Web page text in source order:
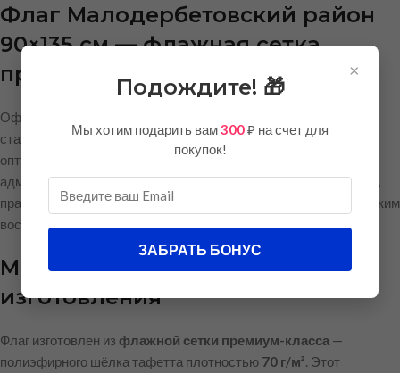
Флаг Малодербетовский район
90×135 см — флажная сетка
премиум
Официальный флаг Малодербетовского района выполнен в
стандартном горизонтальном формате 90×135 см. Это
оптимальный размер для использования на флагштоках, в
административных зданиях, на торжественных мероприятиях,
праздниках и официальных церемониях. Флаг отличается чётким
воспроизведением цветов и символики района.
Материал и качество
изготовления
Флаг изготовлен из флажной сетки премиум-класса —
полиэфирного шёлка тафетта плотностью 70 г/м². Этот
×
Подождите! 🎁
Мы хотим подарить вам300₽ на счет для
покупок!
ЗАБРАТЬ БОНУС